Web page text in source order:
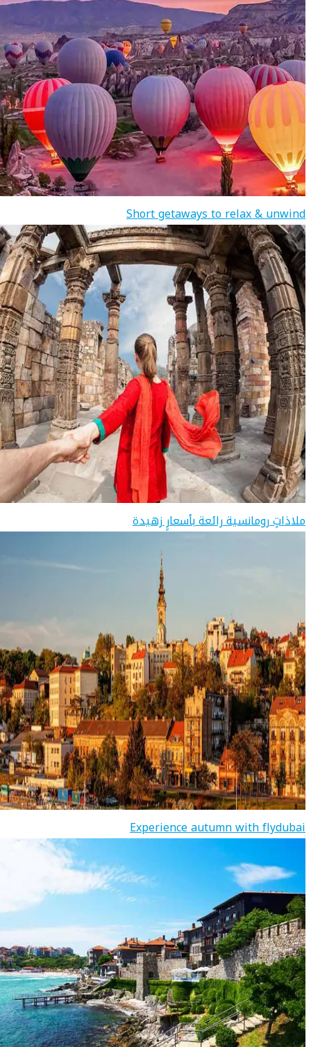
Short getaways to relax & unwind
ملاذاتٍ رومانسية رائعة بأسعارٍ زهيدة
Experience autumn with flydubai